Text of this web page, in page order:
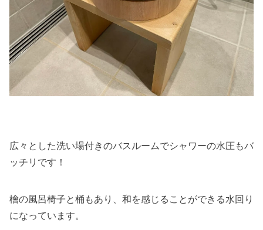
広々とした洗い場付きのバスルームでシャワーの水圧もバ
ッチリです！
檜の風呂椅子と桶もあり、和を感じることができる水回り
になっています。